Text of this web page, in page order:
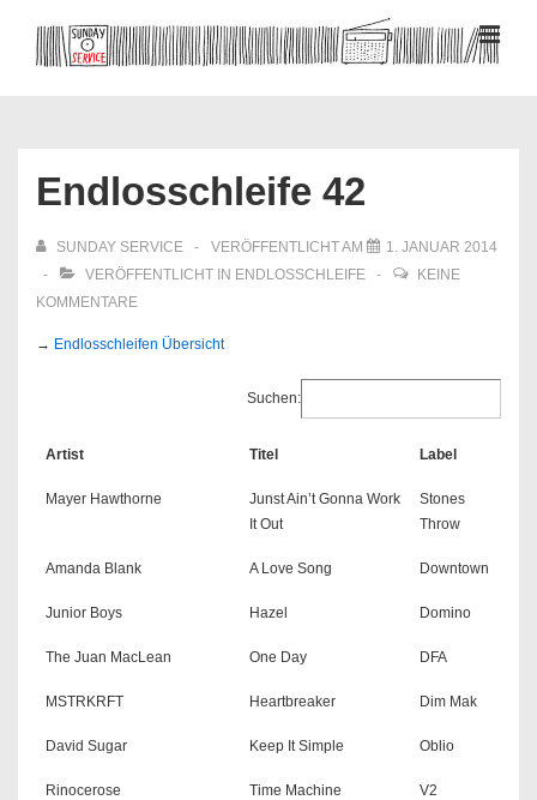
Endlosschleife 42
SUNDAY SERVICE VERÖFFENTLICHT AM
1. JANUAR 2014
VERÖFFENTLICHT IN ENDLOSSCHLEIFE
KEINE
KOMMENTARE
→ Endlosschleifen Übersicht
Suchen:
Artist Titel Label
Mayer Hawthorne
Junst Ain’t Gonna Work
It Out
Stones
Throw
Amanda Blank A Love Song Downtown
Junior Boys Hazel Domino
The Juan MacLean One Day DFA
MSTRKRFT Heartbreaker Dim Mak
David Sugar Keep It Simple Oblio
Rinocerose Time Machine V2